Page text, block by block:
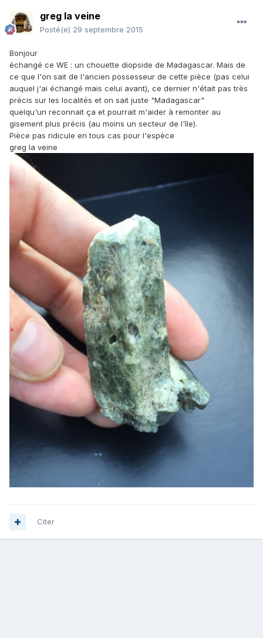
greg la veine
Posté(e) 29 septembre 2015
Bonjour
échangé ce WE : un chouette diopside de Madagascar. Mais de
ce que l'on sait de l'ancien possesseur de cette pièce (pas celui
auquel j'ai échangé mais celui avant), ce dernier n'était pas très
précis sur les localités et on sait juste "Madagascar"
quelqu'un reconnait ça et pourrait m'aider à remonter au
gisement plus précis (au moins un secteur de l'île).
Pièce pas ridicule en tous cas pour l'espèce
greg la veine
Citer